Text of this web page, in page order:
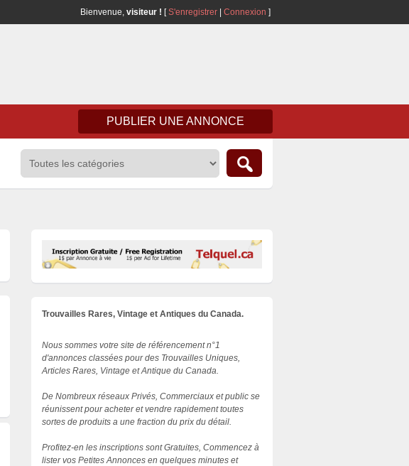
Bienvenue, visiteur ! [S'enregistrer Connexion ]
PUBLIER UNE ANNONCE
Trouvailles Rares, Vintage et Antiques du Canada.
Nous sommes votre site de référencement n°1
d'annonces classées pour des Trouvailles Uniques,
Articles Rares, Vintage et Antique du Canada.
De Nombreux réseaux Privés, Commerciaux et public se
réunissent pour acheter et vendre rapidement toutes
sortes de produits a une fraction du prix du détail.
Profitez-en les inscriptions sont Gratuites, Commencez à
lister vos Petites Annonces en quelques minutes et